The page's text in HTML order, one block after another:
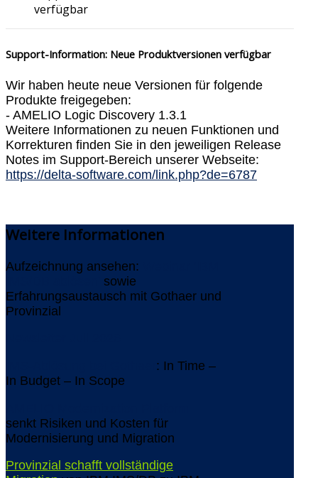
verfügbar
Support-Information: Neue Produktversionen verfügbar
Wir haben heute neue Versionen für folgende
Produkte freigegeben:
- AMELIO Logic Discovery 1.3.1
Weitere Informationen zu neuen Funktionen und
Korrekturen finden Sie in den jeweiligen Release
Notes im Support-Bereich unserer Webseite:
https://delta-software.com/link.php?de=6787
Weitere Informationen
Aufzeichnung ansehen:
sowie
Erfahrungsaustausch mit Gothaer und
Provinzial
: In Time –
In Budget – In Scope
senkt Risiken und Kosten für
Modernisierung und Migration
Provinzial schafft vollständige